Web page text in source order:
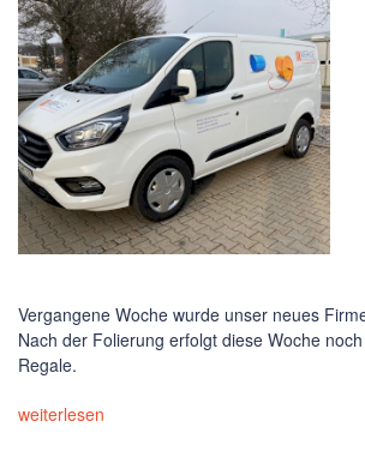
Vergangene Woche wurde unser neues
Nach der Folierung erfolgt diese Woche
Regale.
weiterlesen